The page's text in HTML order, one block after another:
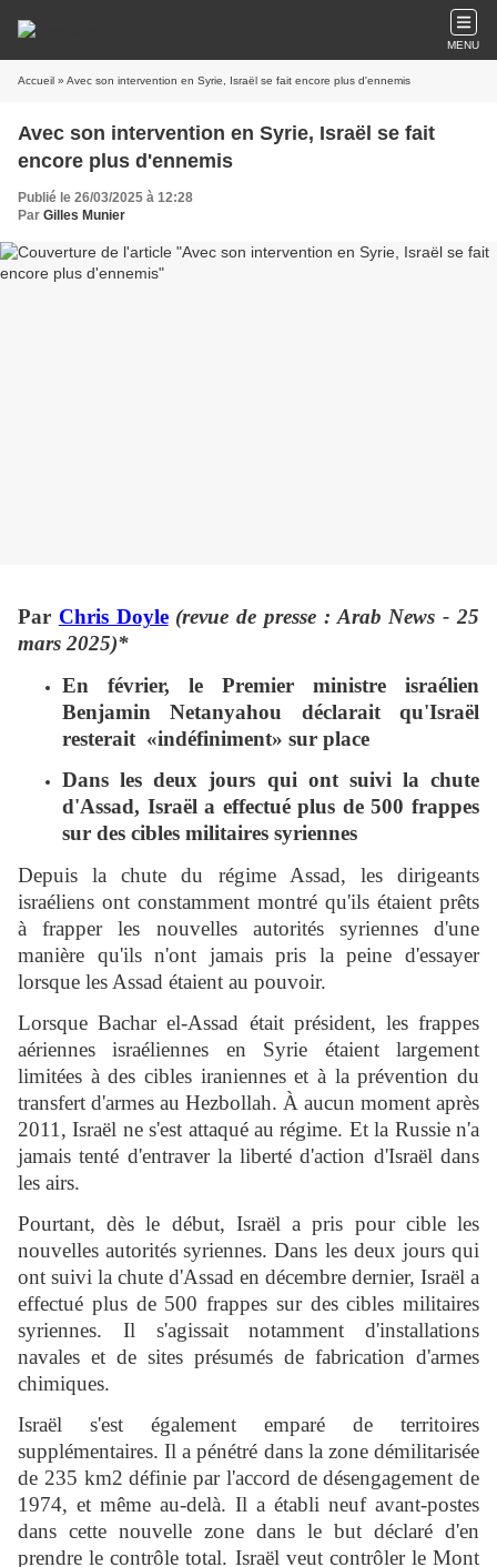
MENU
Accueil » Avec son intervention en Syrie, Israël se fait encore plus d'ennemis
Avec son intervention en Syrie, Israël se fait
encore plus d'ennemis
Publié le 26/03/2025 à 12:28
Par Gilles Munier
Par Chris Doyle (revue de presse : Arab News - 25
mars 2025)*
En février, le Premier ministre israélien
Benjamin Netanyahou déclarait qu'Israël
resterait «indéfiniment» sur place
Dans les deux jours qui ont suivi la chute
d'Assad, Israël a effectué plus de 500 frappes
sur des cibles militaires syriennes
Depuis la chute du régime Assad, les dirigeants
israéliens ont constamment montré qu'ils étaient prêts
à frapper les nouvelles autorités syriennes d'une
manière qu'ils n'ont jamais pris la peine d'essayer
lorsque les Assad étaient au pouvoir.
Lorsque Bachar el-Assad était président, les frappes
aériennes israéliennes en Syrie étaient largement
limitées à des cibles iraniennes et à la prévention du
transfert d'armes au Hezbollah. À aucun moment après
2011, Israël ne s'est attaqué au régime. Et la Russie n'a
jamais tenté d'entraver la liberté d'action d'Israël dans
les airs.
Pourtant, dès le début, Israël a pris pour cible les
nouvelles autorités syriennes. Dans les deux jours qui
ont suivi la chute d'Assad en décembre dernier, Israël a
effectué plus de 500 frappes sur des cibles militaires
syriennes. Il s'agissait notamment d'installations
navales et de sites présumés de fabrication d'armes
chimiques.
Israël s'est également emparé de territoires
supplémentaires. Il a pénétré dans la zone démilitarisée
de 235 km2 définie par l'accord de désengagement de
1974, et même au-delà. Il a établi neuf avant-postes
dans cette nouvelle zone dans le but déclaré d'en
prendre le contrôle total. Israël veut contrôler le Mont